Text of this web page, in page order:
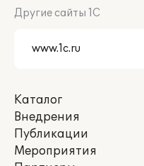
Другие сайты 1С
Каталог
Внедрения
Публикации
Мероприятия